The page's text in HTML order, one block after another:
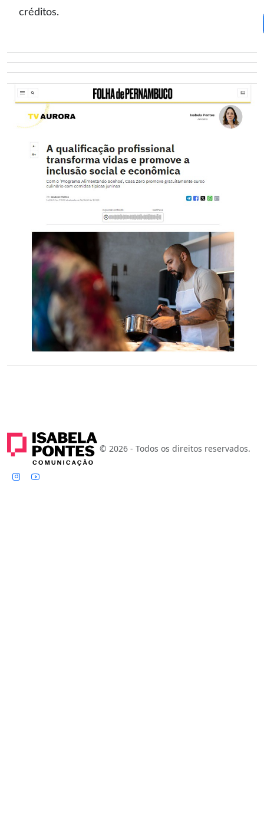
créditos.
© 2026 - Todos os direitos reservados.